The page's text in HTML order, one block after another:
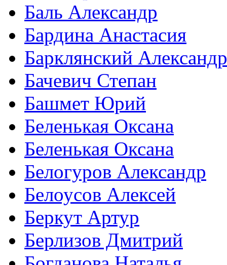
Баль Александр
Бардина Анастасия
Барклянский Александр
Бачевич Степан
Башмет Юрий
Беленькая Оксана
Беленькая Оксана
Белогуров Александр
Белоусов Алексей
Беркут Артур
Берлизов Дмитрий